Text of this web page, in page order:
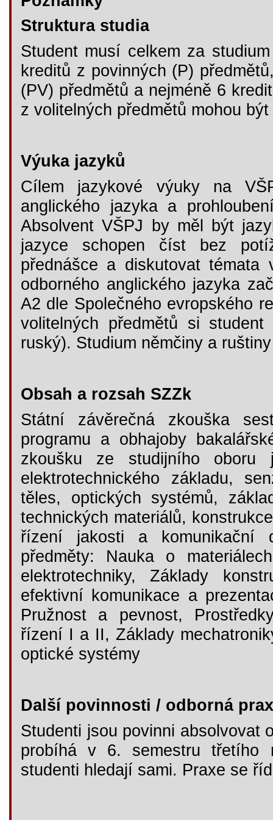
Struktura studia
Student musí celkem za
kreditů z povinných (P)
(PV) předmětů a nejméně 6
z volitelných předmětů mohou
Výuka jazyků
Cílem jazykové výuky na
anglického jazyka a
Absolvent VŠPJ by měl být
jazyce schopen číst bez
přednášce a diskutovat
odborného anglického jazyka
A2 dle Společného evropského
volitelných předmětů si
ruský). Studium němčiny a
Obsah a rozsah SZZk
Státní závěrečná zkouška
programu a obhajoby
zkoušku ze studijního oboru
elektrotechnického základu,
těles, optických systémů,
technických materiálů,
řízení jakosti a komunikační
předměty: Nauka o
elektrotechniky, Základy
efektivní komunikace a
Pružnost a pevnost,
řízení I a II, Základy
optické systémy
Další povinnosti / odborná
Studenti jsou povinni absolvovat
probíhá v 6. semestru třetího
studenti hledají sami. Praxe se